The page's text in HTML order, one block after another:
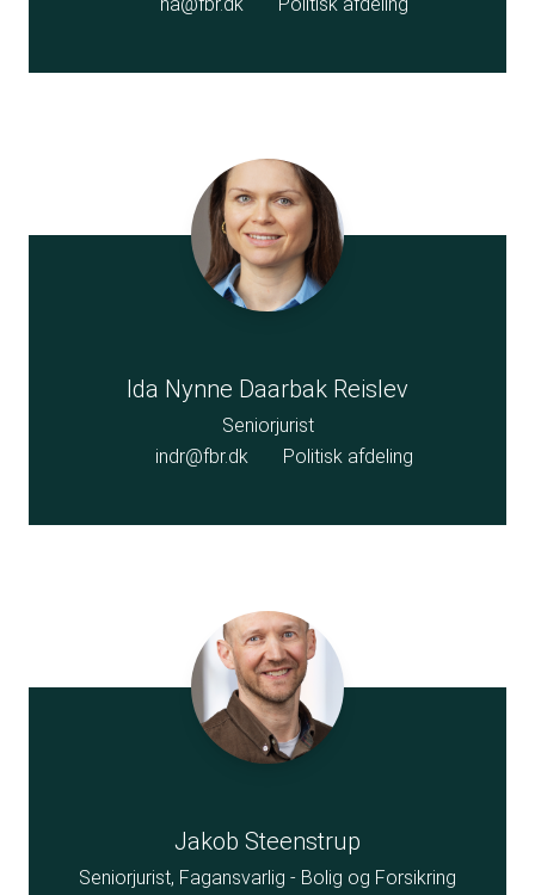
Ida Nynne Daarbak Reislev
Seniorjurist
indr@fbr.dk
Politisk afdeling
Jakob Steenstrup
Seniorjurist, Fagansvarlig - Bolig og Forsikring